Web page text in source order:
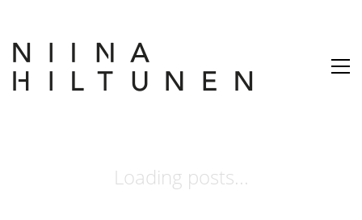
Loading posts...